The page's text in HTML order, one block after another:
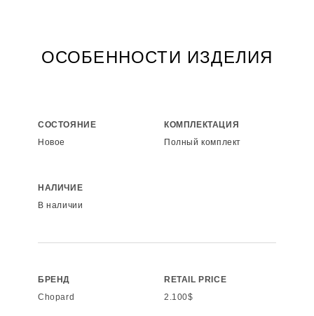
ОСОБЕННОСТИ ИЗДЕЛИЯ
СОСТОЯНИЕ
Новое
КОМПЛЕКТАЦИЯ
Полный комплект
НАЛИЧИЕ
В наличии
БРЕНД
Chopard
RETAIL PRICE
2.100$